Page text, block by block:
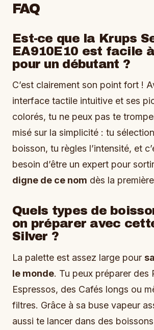
FAQ
Est-ce que la Krups
EA910E10 est facile
pour un débutant ?
C’est clairement son point fort !
interface tactile intuitive et ses
colorés, tu ne peux pas te
misé sur la simplicité : tu
boisson, tu règles l’intensité, et
besoin d’être un expert pour
digne de ce nom dès la
Quels types de
on préparer avec
Silver ?
La palette est assez large pour
le monde. Tu peux préparer des
Espressos, des Cafés longs ou
filtres. Grâce à sa buse vapeur
aussi te lancer dans des